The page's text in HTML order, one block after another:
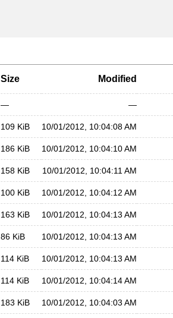
Size Modified
— —
109 KiB 10/01/2012, 10:04:08 AM
186 KiB 10/01/2012, 10:04:10 AM
158 KiB 10/01/2012, 10:04:11 AM
100 KiB 10/01/2012, 10:04:12 AM
163 KiB 10/01/2012, 10:04:13 AM
86 KiB 10/01/2012, 10:04:13 AM
114 KiB 10/01/2012, 10:04:13 AM
114 KiB 10/01/2012, 10:04:14 AM
183 KiB 10/01/2012, 10:04:03 AM